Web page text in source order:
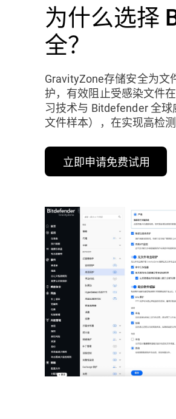
为什么选择
全？
GravityZone存储安全为文
护，有效阻止受感染文件
习技术与 Bitdefender 全
文件样本），在实现高检
立即申请免费试用